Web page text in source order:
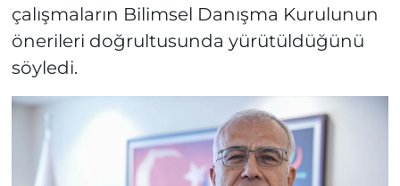
çalışmaların Bilimsel Danışma Kurulunun
önerileri doğrultusunda yürütüldüğünü
söyledi.